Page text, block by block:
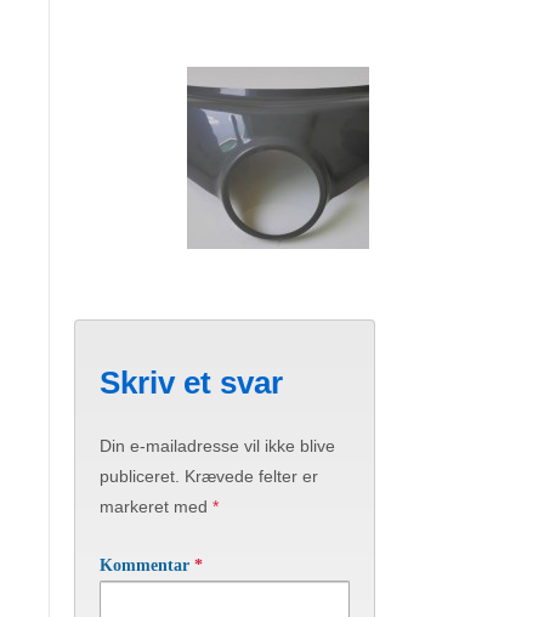
Skriv et svar
Din e-mailadresse vil ikke blive
publiceret. Krævede felter er
markeret med *
Kommentar *